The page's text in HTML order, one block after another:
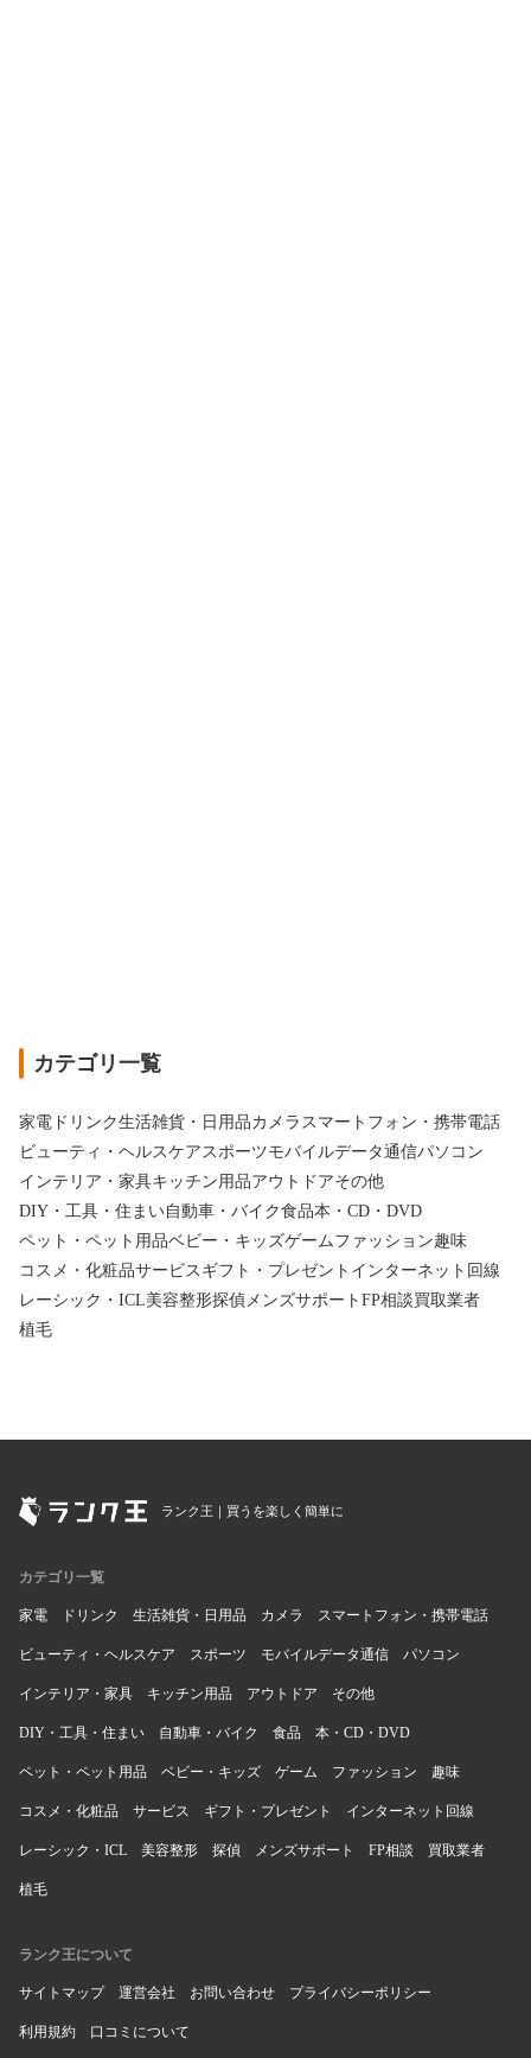
カテゴリ一覧
家電 ドリンク生活雑貨・日用品カメラ スマートフォン・携帯電話
ビューティ・ヘルスケアスポーツモバイルデータ通信パソコン
インテリア・家具キッチン用品アウトドアその他
DIY・工具・住まい自動車・バイク食品本・CD・DVD
ペット・ペット用品ベビー・キッズゲームファッション趣味
コスメ・化粧品サービス ギフト・プレゼント インターネット回線
レーシック・ICL美容整形探偵メンズサポート FP相談買取業者
植毛
ランク王｜買うを楽しく簡単に
カテゴリ一覧
家電 ドリンク 生活雑貨・日用品 カメラ スマートフォン・携帯電話
ビューティ・ヘルスケア スポーツ モバイルデータ通信 パソコン
インテリア・家具 キッチン用品 アウトドア その他
DIY・工具・住まい 自動車・バイク 食品 本・CD・DVD
ペット・ペット用品 ベビー・キッズ ゲーム ファッション 趣味
コスメ・化粧品 サービス ギフト・プレゼント インターネット回線
レーシック・ICL 美容整形 探偵 メンズサポート FP相談 買取業者
植毛
ランク王について
サイトマップ 運営会社 お問い合わせ プライバシーポリシー
利用規約 口コミについて